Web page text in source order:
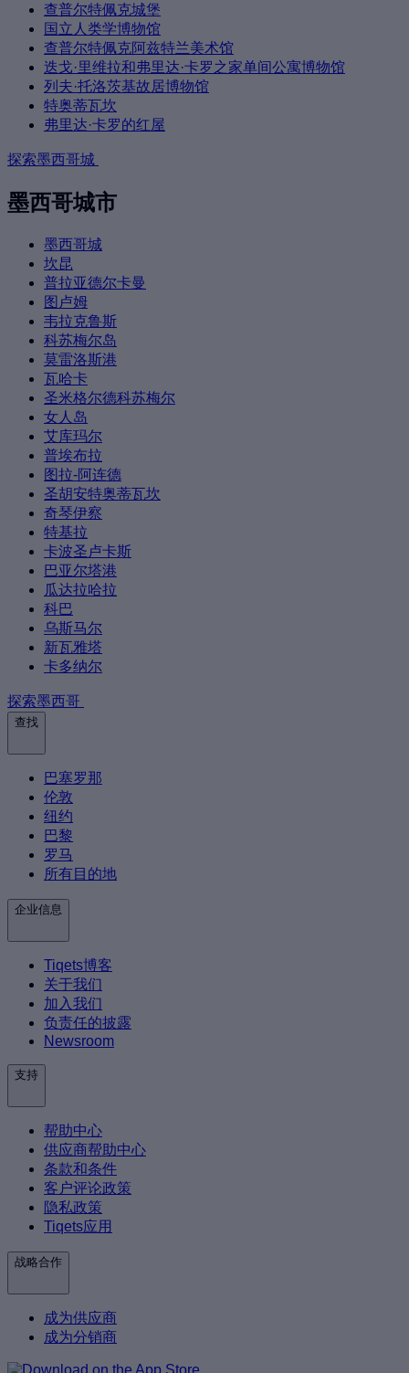
查普尔特佩克城堡
国立人类学博物馆
查普尔特佩克阿兹特兰美术馆
迭戈·里维拉和弗里达·卡罗之家单间公寓博物馆
列夫·托洛茨基故居博物馆
特奥蒂瓦坎
弗里达·卡罗的红屋
探索墨西哥城
墨西哥城市
墨西哥城
坎昆
普拉亚德尔卡曼
图卢姆
韦拉克鲁斯
科苏梅尔岛
莫雷洛斯港
瓦哈卡
圣米格尔德科苏梅尔
女人岛
艾库玛尔
普埃布拉
图拉-阿连德
圣胡安特奥蒂瓦坎
奇琴伊察
特基拉
卡波圣卢卡斯
巴亚尔塔港
瓜达拉哈拉
科巴
乌斯马尔
新瓦雅塔
卡多纳尔
探索墨西哥
查找
巴塞罗那
伦敦
纽约
巴黎
罗马
所有目的地
企业信息
Tiqets博客
关于我们
加入我们
负责任的披露
Newsroom
支持
帮助中心
供应商帮助中心
条款和条件
客户评论政策
隐私政策
Tiqets应用
战略合作
成为供应商
成为分销商